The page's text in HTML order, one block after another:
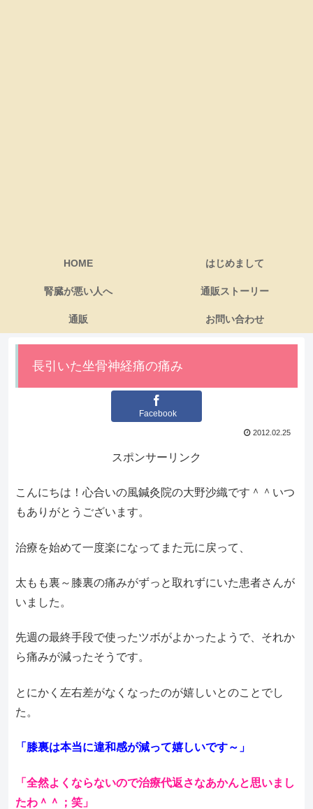
HOME はじめまして
腎臓が悪い人へ 通販ストーリー
通販 お問い合わせ
長引いた坐骨神経痛の痛み
Facebook
2012.02.25
スポンサーリンク
こんにちは！心合いの風鍼灸院の大野沙織です＾＾いつ
もありがとうございます。
治療を始めて一度楽になってまた元に戻って、
太もも裏～膝裏の痛みがずっと取れずにいた患者さんが
いました。
先週の最終手段で使ったツボがよかったようで、それか
ら痛みが減ったそうです。
とにかく左右差がなくなったのが嬉しいとのことでし
た。
「膝裏は本当に違和感が減って嬉しいです～」
「全然よくならないので治療代返さなあかんと思いまし
たわ＾＾；笑」